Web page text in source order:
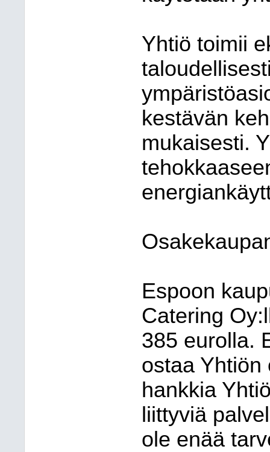
Yhtiö toimii
kestävän
mukaisesti.
Espoon
Catering
385 eurolla.
ostaa Yhtiön
hankkia
liittyviä
ole enää